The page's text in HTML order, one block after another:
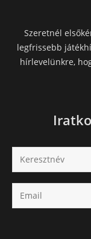
Szeretnél
legfrissebb
hírlevelünkre,